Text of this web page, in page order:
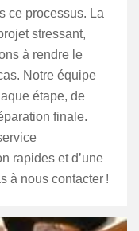
ce processus. La
stressant,
à rendre le
Notre équipe
étape, de
finale.
rapides et d’une
à nous contacter !